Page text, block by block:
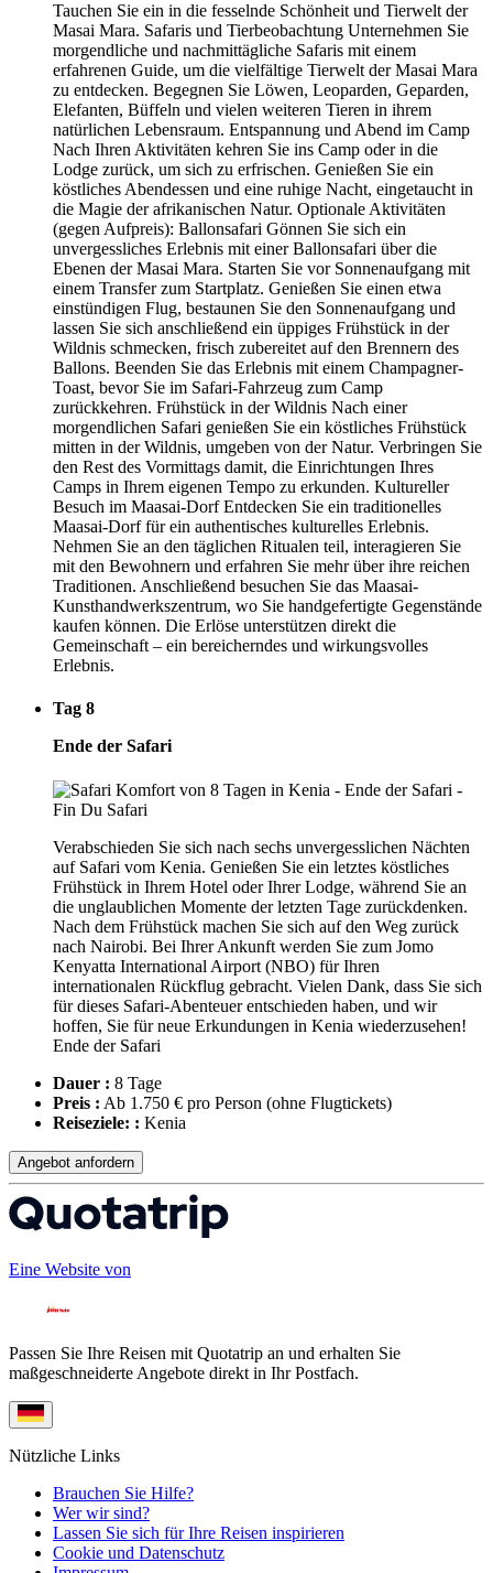
Tauchen Sie ein in die fesselnde Schönheit und Tierwelt der
Masai Mara. Safaris und Tierbeobachtung Unternehmen Sie
morgendliche und nachmittägliche Safaris mit einem
erfahrenen Guide, um die vielfältige Tierwelt der Masai Mara
zu entdecken. Begegnen Sie Löwen, Leoparden, Geparden,
Elefanten, Büffeln und vielen weiteren Tieren in ihrem
natürlichen Lebensraum. Entspannung und Abend im Camp
Nach Ihren Aktivitäten kehren Sie ins Camp oder in die
Lodge zurück, um sich zu erfrischen. Genießen Sie ein
köstliches Abendessen und eine ruhige Nacht, eingetaucht in
die Magie der afrikanischen Natur. Optionale Aktivitäten
(gegen Aufpreis): Ballonsafari Gönnen Sie sich ein
unvergessliches Erlebnis mit einer Ballonsafari über die
Ebenen der Masai Mara. Starten Sie vor Sonnenaufgang mit
einem Transfer zum Startplatz. Genießen Sie einen etwa
einstündigen Flug, bestaunen Sie den Sonnenaufgang und
lassen Sie sich anschließend ein üppiges Frühstück in der
Wildnis schmecken, frisch zubereitet auf den Brennern des
Ballons. Beenden Sie das Erlebnis mit einem Champagner-
Toast, bevor Sie im Safari-Fahrzeug zum Camp
zurückkehren. Frühstück in der Wildnis Nach einer
morgendlichen Safari genießen Sie ein köstliches Frühstück
mitten in der Wildnis, umgeben von der Natur. Verbringen Sie
den Rest des Vormittags damit, die Einrichtungen Ihres
Camps in Ihrem eigenen Tempo zu erkunden. Kultureller
Besuch im Maasai-Dorf Entdecken Sie ein traditionelles
Maasai-Dorf für ein authentisches kulturelles Erlebnis.
Nehmen Sie an den täglichen Ritualen teil, interagieren Sie
mit den Bewohnern und erfahren Sie mehr über ihre reichen
Traditionen. Anschließend besuchen Sie das Maasai-
Kunsthandwerkszentrum, wo Sie handgefertigte Gegenstände
kaufen können. Die Erlöse unterstützen direkt die
Gemeinschaft – ein bereicherndes und wirkungsvolles
Erlebnis.
Tag 8
Ende der Safari
Verabschieden Sie sich nach sechs unvergesslichen Nächten
auf Safari vom Kenia. Genießen Sie ein letztes köstliches
Frühstück in Ihrem Hotel oder Ihrer Lodge, während Sie an
die unglaublichen Momente der letzten Tage zurückdenken.
Nach dem Frühstück machen Sie sich auf den Weg zurück
nach Nairobi. Bei Ihrer Ankunft werden Sie zum Jomo
Kenyatta International Airport (NBO) für Ihren
internationalen Rückflug gebracht. Vielen Dank, dass Sie sich
für dieses Safari-Abenteuer entschieden haben, und wir
hoffen, Sie für neue Erkundungen in Kenia wiederzusehen!
Ende der Safari
Dauer : 8 Tage
Preis : Ab 1.750 € pro Person (ohne Flugtickets)
Reiseziele: : Kenia
Angebot anfordern
Eine Website von
Passen Sie Ihre Reisen mit Quotatrip an und erhalten Sie
maßgeschneiderte Angebote direkt in Ihr Postfach.
Nützliche Links
Brauchen Sie Hilfe?
Wer wir sind?
Lassen Sie sich für Ihre Reisen inspirieren
Cookie und Datenschutz